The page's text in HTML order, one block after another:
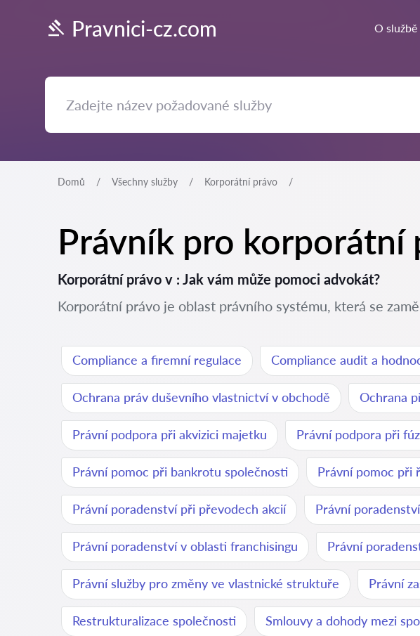
Pravnici-cz.com O službě
Domů Všechny služby Korporátní právo
Právník pro korporátní
Korporátní právo v : Jak vám může pomoci advokát?
Korporátní právo je oblast právního systému, která se
Compliance a firemní regulace Compliance audit a
Ochrana práv duševního vlastnictví v obchodě Ochrana
Právní podpora při akvizici majetku Právní podpora při
Právní pomoc při bankrotu společnosti Právní pomoc při
Právní poradenství při převodech akcií Právní
Právní poradenství v oblasti franchisingu Právní
Právní služby pro změny ve vlastnické struktuře Právní
Restrukturalizace společnosti Smlouvy a dohody mezi